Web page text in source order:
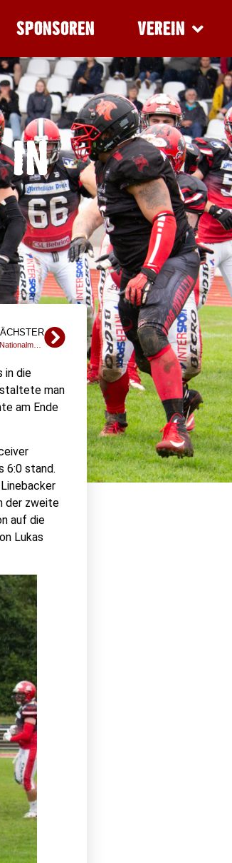
SPONSOREN VEREIN
IN
Zwei Wetterauer fahren nach Italien – Trent Miller und Elva Siebenlist erhalten Einladung zur Nationalmannschaft
in die
man
am Ende
6:0 stand.
der zweite
auf die
Lukas